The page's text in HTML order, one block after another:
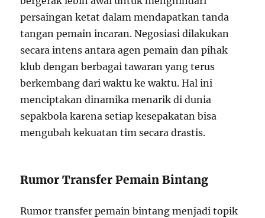
persaingan ketat dalam mendapatkan tanda
tangan pemain incaran. Negosiasi dilakukan
secara intens antara agen pemain dan pihak
klub dengan berbagai tawaran yang terus
berkembang dari waktu ke waktu. Hal ini
menciptakan dinamika menarik di dunia
sepakbola karena setiap kesepakatan bisa
mengubah kekuatan tim secara drastis.
Rumor Transfer Pemain Bintang
Rumor transfer pemain bintang menjadi topik